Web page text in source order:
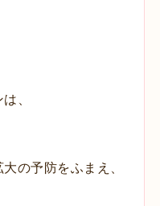
、
の予防をふまえ、